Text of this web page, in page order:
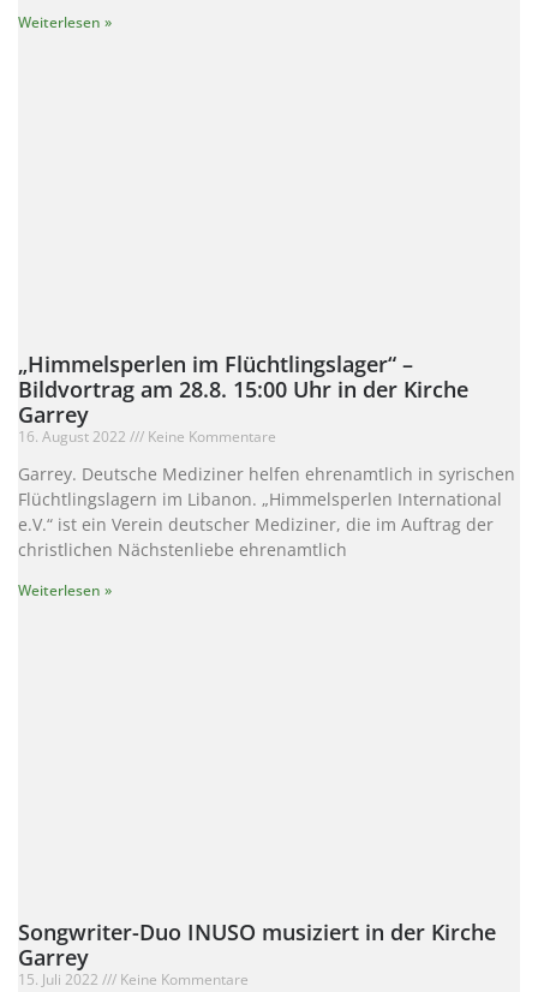
Weiterlesen »
„Himmelsperlen im Flüchtlingslager“ –
Bildvortrag am 28.8. 15:00 Uhr in der Kirche
Garrey
16. August 2022 Keine Kommentare
Garrey. Deutsche Mediziner helfen ehrenamtlich in syrischen
Flüchtlingslagern im Libanon. „Himmelsperlen International
e.V.“ ist ein Verein deutscher Mediziner, die im Auftrag der
christlichen Nächstenliebe ehrenamtlich
Weiterlesen »
Songwriter-Duo INUSO musiziert in der Kirche
Garrey
15. Juli 2022 Keine Kommentare